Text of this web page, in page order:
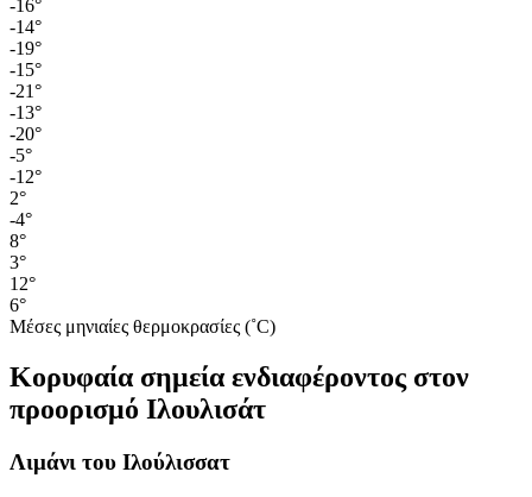
-16°
-14°
-19°
-15°
-21°
-13°
-20°
-5°
-12°
2°
-4°
8°
3°
12°
6°
Μέσες μηνιαίες θερμοκρασίες (˚C)
Κορυφαία σημεία ενδιαφέροντος στον
προορισμό Ιλουλισάτ
Λιμάνι του Ιλούλισσατ